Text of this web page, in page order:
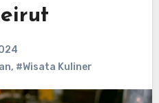
, #Wisata Kuliner